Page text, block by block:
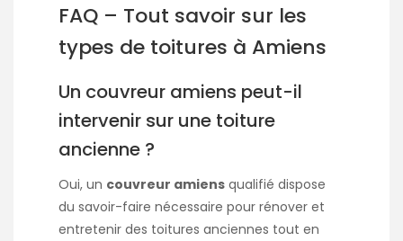
FAQ – Tout savoir sur les
types de toitures à Amiens
Un couvreur amiens peut-il
intervenir sur une toiture
ancienne ?
Oui, un couvreur amiens qualifié dispose
du savoir-faire nécessaire pour rénover et
entretenir des toitures anciennes tout en